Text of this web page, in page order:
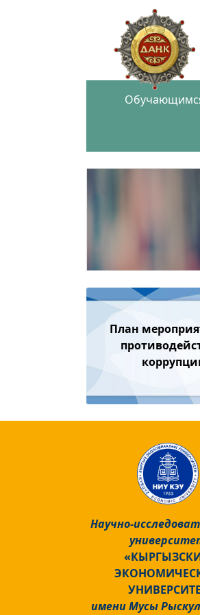
План
Научно-
имени Мусы